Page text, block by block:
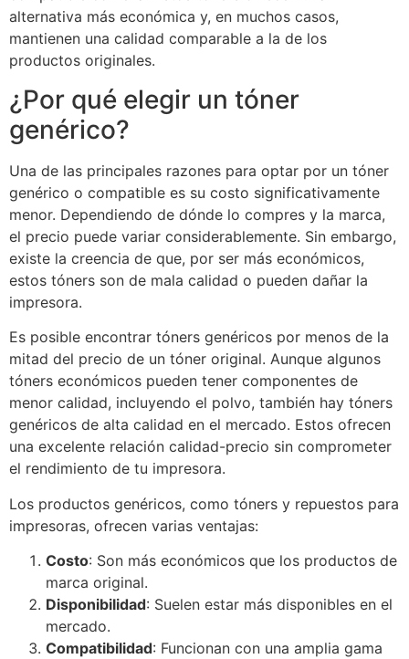
alternativa más económica y, en muchos casos,
mantienen una calidad comparable a la de los
productos originales.
¿Por qué elegir un tóner
genérico?
Una de las principales razones para optar por un tóner
genérico o compatible es su costo significativamente
menor. Dependiendo de dónde lo compres y la marca,
el precio puede variar considerablemente. Sin embargo,
existe la creencia de que, por ser más económicos,
estos tóners son de mala calidad o pueden dañar la
impresora.
Es posible encontrar tóners genéricos por menos de la
mitad del precio de un tóner original. Aunque algunos
tóners económicos pueden tener componentes de
menor calidad, incluyendo el polvo, también hay tóners
genéricos de alta calidad en el mercado. Estos ofrecen
una excelente relación calidad-precio sin comprometer
el rendimiento de tu impresora.
Los productos genéricos, como tóners y repuestos para
impresoras, ofrecen varias ventajas:
Costo: Son más económicos que los productos de
marca original.
Disponibilidad: Suelen estar más disponibles en el
mercado.
Compatibilidad: Funcionan con una amplia gama